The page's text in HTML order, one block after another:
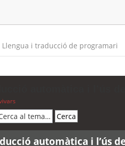
Llengua i traducció de programari
automàtica i l’ús